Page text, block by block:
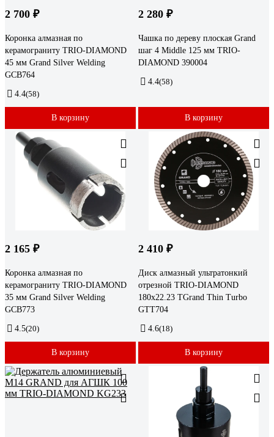
2 700 ₽
Коронка алмазная по
керамограниту TRIO-DIAMOND
45 мм Grand Silver Welding
GCB764
4.4(58)
В корзину
2 280 ₽
Чашка по дереву плоская Grand
шаг 4 Middle 125 мм TRIO-
DIAMOND 390004
4.4(58)
В корзину
2 165 ₽
Коронка алмазная по
керамограниту TRIO-DIAMOND
35 мм Grand Silver Welding
GCB773
4.5(20)
В корзину
2 410 ₽
Диск алмазный ультратонкий
отрезной TRIO-DIAMOND
180x22.23 ТGrand Thin Turbo
GTT704
4.6(18)
В корзину